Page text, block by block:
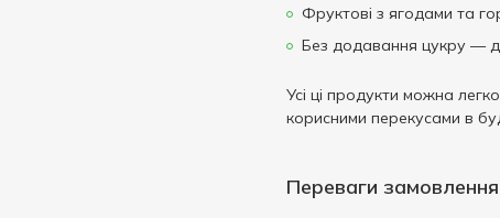
Фруктові з ягодами та
Без додавання цукру —
Усі ці продукти можна
корисними перекусами в
Переваги